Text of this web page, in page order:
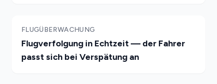
FLUGÜBERWACHUNG
Flugverfolgung in Echtzeit — der Fahrer
passt sich bei Verspätung an